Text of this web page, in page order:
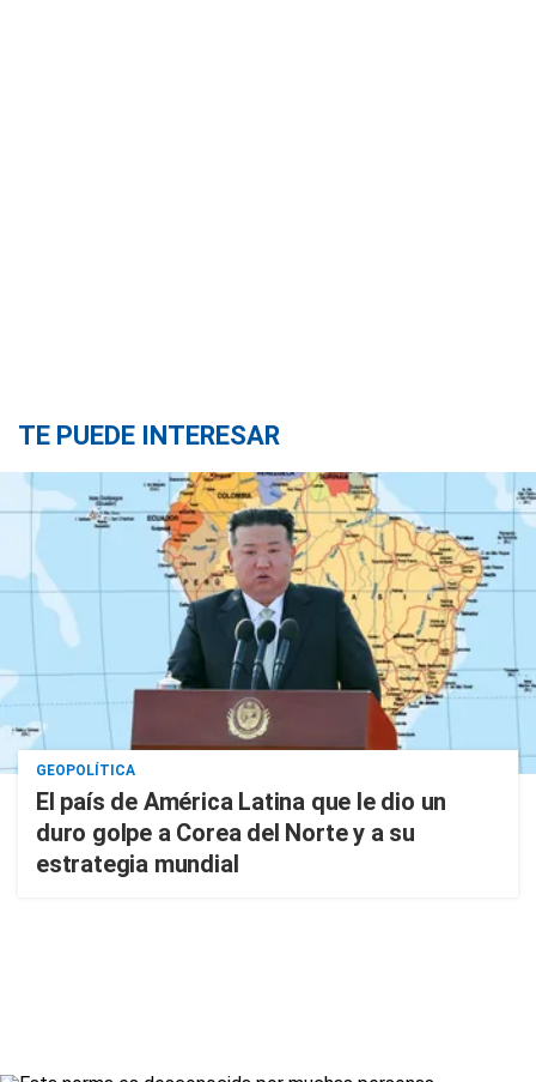
TE PUEDE INTERESAR
GEOPOLÍTICA
El país de América Latina que le dio un
duro golpe a Corea del Norte y a su
estrategia mundial